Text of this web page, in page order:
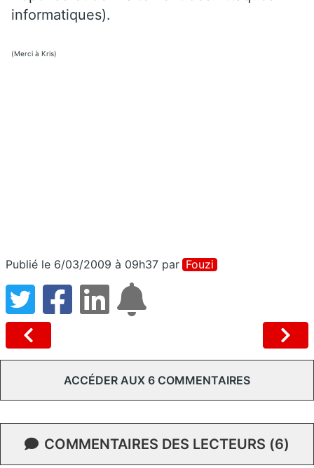
informatiques).
(Merci à Kris)
Publié le 6/03/2009 à 09h37 par Fouzi
ACCÉDER AUX 6 COMMENTAIRES
COMMENTAIRES DES LECTEURS (6)